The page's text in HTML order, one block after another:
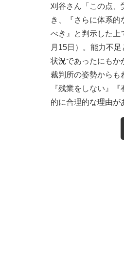
刈谷さん「この点、
き、『さらに体系的
べき』と判示した上
月15日）。能力不
状況であったにもか
裁判所の姿勢からも
『残業をしない』
的に合理的な理由が